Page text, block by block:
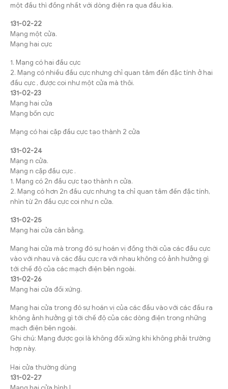
một đầu thì đồng nhất với dòng điện ra qua đầu kia.
131-02-22
Mạng một cửa.
Mạng hai cực
1. Mạng có hai đầu cực
2. Mạng có nhiều đầu cực nhưng chỉ quan tâm đến đặc tính ở hai
đầu cực , được coi như một cửa mà thôi.
131-02-23
Mạng hai cửa
Mạng bốn cực
Mạng có hai cặp đầu cực tạo thành 2 cửa
131-02-24
Mạng n cửa.
Mạng n cặp đầu cực .
1. Mạng có 2n đầu cực tạo thành n cửa.
2. Mạng có hơn 2n đầu cực nhưng ta chỉ quan tâm đến đặc tính,
nhìn từ 2n đầu cực coi như n cửa.
131-02-25
Mạng hai cửa cân bằng.
Mạng hai cửa mà trong đó sự hoán vị đồng thời của các đầu cực
vào với nhau và các đầu cực ra với nhau không có ảnh hưởng gì
tới chế độ của các mạch điện bên ngoài.
131-02-26
Mạng hai cửa đối xứng.
Mạng hai cửa trong đó sự hoán vị của các đầu vào với các đầu ra
không ảnh hưởng gì tới chế độ của các dòng điện trong những
mạch điện bên ngoài.
Ghi chú: Mạng được gọi là không đối xứng khi không phải trường
hợp này.
Hai cửa thường dùng
131-02-27